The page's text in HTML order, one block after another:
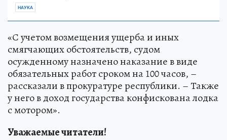
НАУКА
«С учетом возмещения ущерба и иных
смягчающих обстоятельств, судом
осужденному назначено наказание в виде
обязательных работ сроком на 100 часов, –
рассказали в прокуратуре республики. – Также
у него в доход государства конфискована лодка
с мотором».
Уважаемые читатели!